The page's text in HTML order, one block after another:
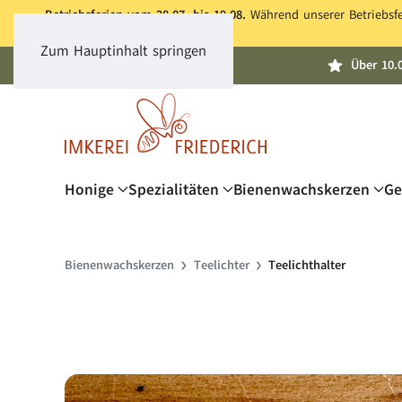
Betriebsferien vom 28.07. bis 19.08. Während unserer
Zum Hauptinhalt springen
Über
Honige Spezialitäten Bienenwachskerzen
Bienen­wachs­kerzen Teelichter Teelichthalter